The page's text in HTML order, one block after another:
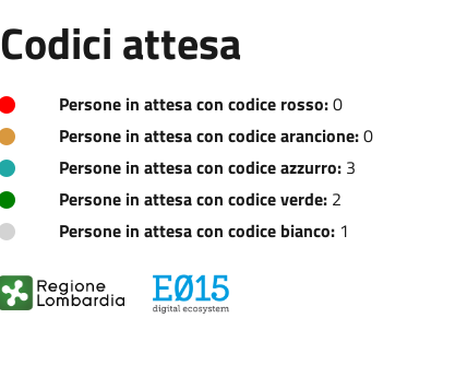
Codici attesa
Persone in attesa con codice rosso:0
Persone in attesa con codice arancione:0
Persone in attesa con codice azzurro:3
Persone in attesa con codice verde:2
Persone in attesa con codice bianco:1